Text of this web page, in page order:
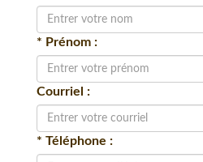
* Prénom :
Courriel :
* Téléphone :